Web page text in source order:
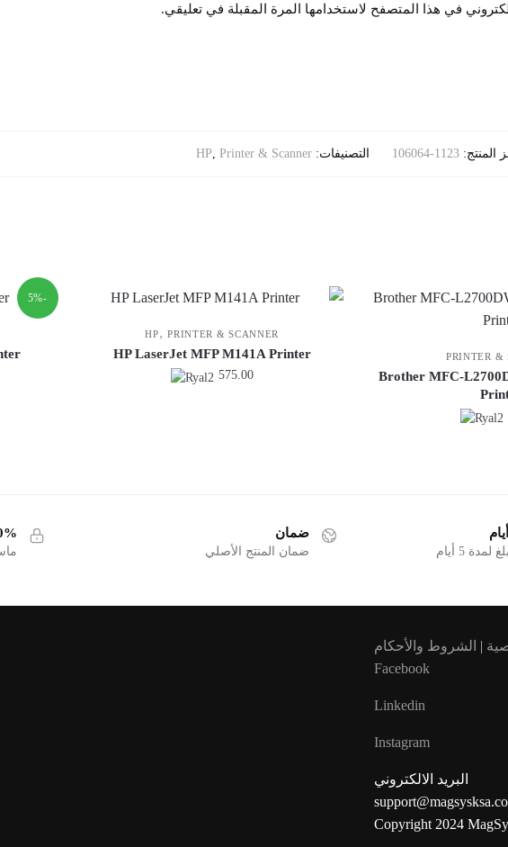
في هذا المتصفح لاستخدامها المرة المقبلة في تعليقي.
المنتج: 1123-106064 التصنيفات: HP Printer & Scanner
PRINTER &
Brother MFC-
HP,PRINTER & SCANNER
HP LaserJet MFP M141A Printer
575.00
-5%
5 أيام
ضمان
ضمان المنتج الأصلي
100%
| الشروط والأحكام
Facebook
Linkedin
Instagram
البريد الالكتروني